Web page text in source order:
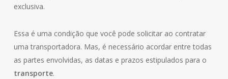
exclusiva.
Essa é uma condição que você pode solicitar ao contratar
uma transportadora. Mas, é necessário acordar entre todas
as partes envolvidas, as datas e prazos estipulados para o
transporte.